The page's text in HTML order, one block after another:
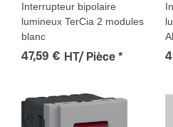
Interrupteur bipolaire
lumineux TerCia 2 modules
blanc
47,59 € HT/ Pièce *